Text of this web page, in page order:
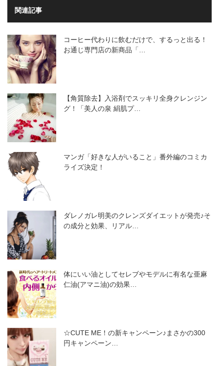
関連記事
コーヒー代わりに飲むだけで、するっと出る！
お通じ専門店の新商品「…
【角質除去】入浴剤でスッキリ全身クレンジン
グ！「美人の泉 絹肌プ…
マンガ「好きな人がいること」番外編のコミカ
ライズ決定！
ダレノガレ明美のクレンズダイエットが発売♪そ
の成分と効果、リアル…
体にいい油としてセレブやモデルに有名な亜麻
仁油(アマニ油)の効果…
☆CUTE ME！の新キャンペーン♪まさかの300
円キャンペーン…